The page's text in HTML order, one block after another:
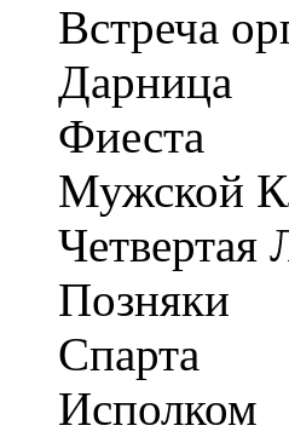
Встреча
Дарница
Фиеста
Мужской
Четвертая
Позняки
Спарта
Исполком